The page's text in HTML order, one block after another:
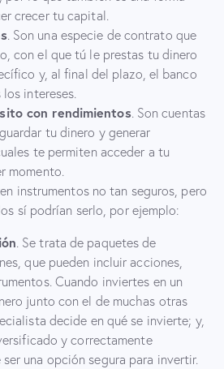
crecer tu capital.
. Son una especie de contrato que
con el que tú le prestas tu dinero
y, al final del plazo, el banco
intereses.
con rendimientos. Son cuentas
tu dinero y generar
te permiten acceder a tu
momento.
instrumentos no tan seguros, pero
sí podrían serlo, por ejemplo:
. Se trata de paquetes de
que pueden incluir acciones,
Cuando inviertes en un
junto con el de muchas otras
decide en qué se invierte; y,
y correctamente
una opción segura para invertir.